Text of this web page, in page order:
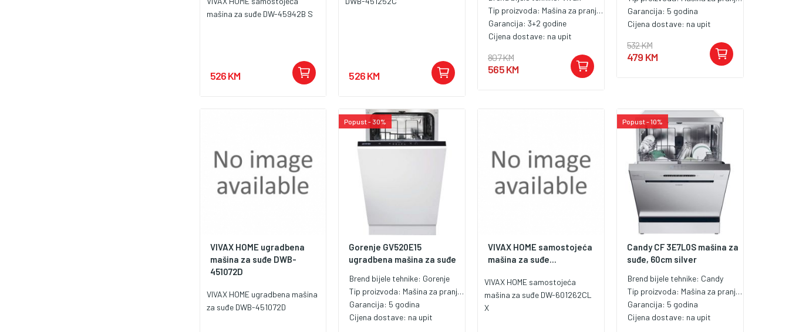
mašina za suđe DW-45942B S
526 KM 526 KM
Tip proizvoda: Mašina za pranje posuđa od 45 cm
Garancija:3+2 godine
Cijena dostave: na upit
807 KM
565 KM
Garancija: 5 godina
Cijena dostave: na upit
532 KM
479 KM
VIVAX HOME ugradbena
mašina za suđe DWB-
451072D
VIVAX HOME ugradbena mašina
za suđe DWB-451072D
Popust - 30%
Gorenje GV520E15
ugradbena mašina za suđe
Brend bijele tehnike: Gorenje
Tip proizvoda: Mašina za pranje posuđa od 45 cm
Garancija: 5 godina
Cijena dostave: na upit
VIVAX HOME samostojeća
mašina za suđe...
VIVAX HOME samostojeća
mašina za suđe DW-601262CL
X
Popust - 10%
Candy CF 3E7L0S mašina za
suđe, 60cm silver
Brend bijele tehnike: Candy
Tip proizvoda: Mašina za pranje posuđa od 60 cm
Garancija: 5 godina
Cijena dostave: na upit